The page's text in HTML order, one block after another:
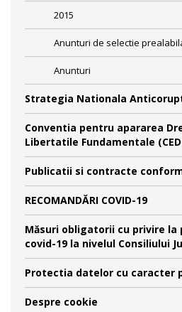
2015
Anunturi de selectie
Anunturi
Strategia Nationala
Conventia pentru apararea
Libertatile Fundamentale
Publicatii si contracte
RECOMANDĂRI COVID-19
Măsuri obligatorii cu privire la
covid-19 la nivelul Consiliului
Protectia datelor cu caracter
Despre cookie